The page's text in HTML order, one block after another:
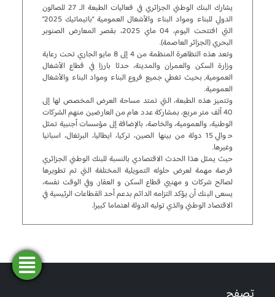
يشارك البنك الوطني الجزائري في فعاليات الطبعة الـ 27 للصالون
الدولي للبناء ومواد البناء والأشغال العمومية “باتيماتيك 2025”
التي افتتحت اليوم، 04 ماي 2025، بقصر المعارض الصنوبر
البحري (الجزائر العاصمة).
وتعد هذه التظاهرة المنظمة من 4 إلى 8 مايو الجاري تحت رعاية
وزارة السكن والعمران والمدينة، حدثا بارزا في قطاع الأشغال
العمومية, بحيث تغطي جميع فروع البناء ومواد البناء والأشغال
العمومية.
وتتميز هذه الطبعة، التي تمتد مساحة العرض المخصص لها إلى
40 ألف متر مربع، بمشاركة عدد هام من العارضين منهم الشركات
الوطنية، والعمومية، والخاصة، بالإضافة إلى مؤسسات أجنبية تمثل
حوالي 15 دولة من بينها الصين، تركيا، ايطاليا، البرتغال، اسبانيا
وغيرها.
حيث يمثل هذا الحدث الاقتصادي بالنسبة للبنك الوطني الجزائري
فرصة مهمة لعرض حلوله التمويلية المختلفة التي تم تطويرها
لصالح شركات و مهنيي قطاع السكن و العقار. وفي الوقت نفسه،
يسعى البنك أن يؤكد التزامه الدائم بدعم أحد القطاعات الرئيسية في
الاقتصاد الوطني والذي توليه الدولة اهتماما كبيرا.
ابحث
عن وكالة
طلب
تمويل
المحاكاة
فتح
حساب